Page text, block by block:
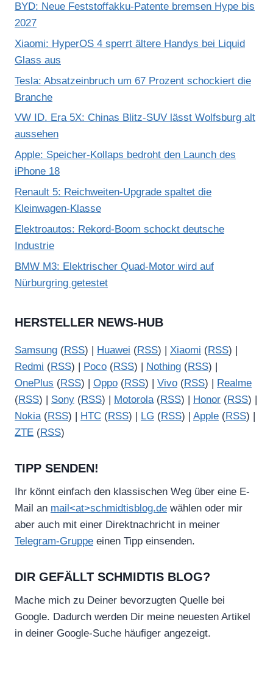
BYD: Neue Feststoffakku-Patente bremsen Hype bis
2027
Xiaomi: HyperOS 4 sperrt ältere Handys bei Liquid
Glass aus
Tesla: Absatzeinbruch um 67 Prozent schockiert die
Branche
VW ID. Era 5X: Chinas Blitz-SUV lässt Wolfsburg alt
aussehen
Apple: Speicher-Kollaps bedroht den Launch des
iPhone 18
Renault 5: Reichweiten-Upgrade spaltet die
Kleinwagen-Klasse
Elektroautos: Rekord-Boom schockt deutsche
Industrie
BMW M3: Elektrischer Quad-Motor wird auf
Nürburgring getestet
HERSTELLER NEWS-HUB
Samsung (RSS) | Huawei (RSS) | Xiaomi (RSS) |
Redmi (RSS) | Poco (RSS) | Nothing (RSS) |
OnePlus (RSS) | Oppo (RSS) | Vivo (RSS) |
Realme
(RSS) | Sony (RSS) | Motorola(RSS) | Honor (RSS) |
Nokia(RSS) | HTC (RSS) | LG (RSS) | Apple (RSS) |
ZTE (RSS)
TIPP SENDEN!
Ihr könnt einfach den klassischen Weg über eine E-
Mail an mail<at>schmidtisblog.de wählen oder mir
aber auch mit einer Direktnachricht in meiner
Telegram-Gruppe einen Tipp einsenden.
DIR GEFÄLLT SCHMIDTIS BLOG?
Mache mich zu Deiner bevorzugten Quelle bei
Google. Dadurch werden Dir meine neuesten Artikel
in deiner Google-Suche häufiger angezeigt.